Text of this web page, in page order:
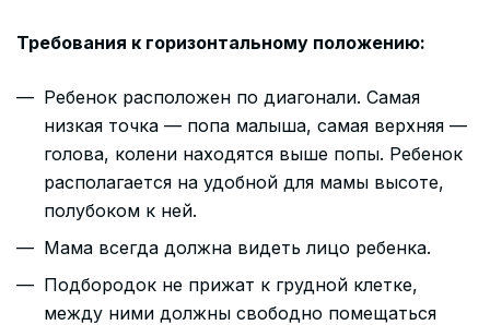
Требования к горизонтальному положению:
Ребенок расположен по диагонали. Самая
низкая точка — попа малыша, самая верхняя —
голова, колени находятся выше попы. Ребенок
располагается на удобной для мамы высоте,
полубоком к ней.
Мама всегда должна видеть лицо ребенка.
Подбородок не прижат к грудной клетке,
между ними должны свободно помещаться